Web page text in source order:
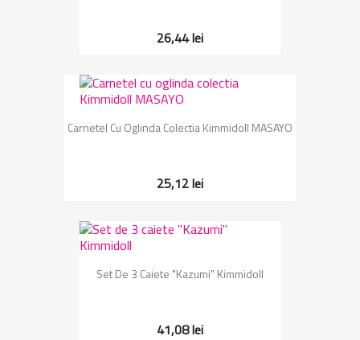
26,44 lei
Carnetel Cu Oglinda Colectia Kimmidoll MASAYO
25,12 lei
Set De 3 Caiete "Kazumi" Kimmidoll
41,08 lei